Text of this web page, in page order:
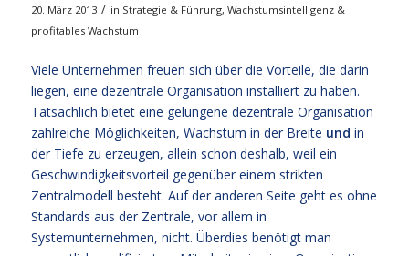
20. März 2013 / in Strategie & Führung, Wachstumsintelligenz &
profitables Wachstum
Viele Unternehmen freuen sich über die Vorteile, die darin
liegen, eine dezentrale Organisation installiert zu haben.
Tatsächlich bietet eine gelungene dezentrale Organisation
zahlreiche Möglichkeiten, Wachstum in der Breite und in
der Tiefe zu erzeugen, allein schon deshalb, weil ein
Geschwindigkeitsvorteil gegenüber einem strikten
Zentralmodell besteht. Auf der anderen Seite geht es ohne
Standards aus der Zentrale, vor allem in
Systemunternehmen, nicht. Überdies benötigt man